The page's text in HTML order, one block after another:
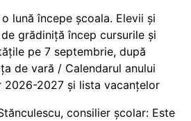
o lună începe școala. Elevii și
grădiniță încep cursurile și
pe 7 septembrie, după
de vară / Calendarul anului
2026-2027 și lista vacanțelor
consilier școlar: Este